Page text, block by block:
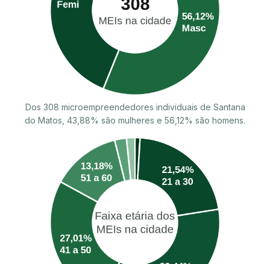
Dos 308 microempreendedores individuais de Santana
do Matos, 43,88% são mulheres e 56,12% são homens.